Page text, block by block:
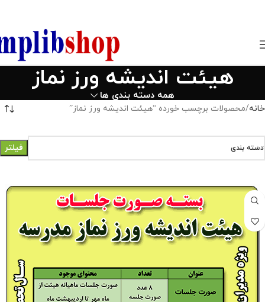
هیئت اندیشه ورز نماز
همه دسته بندی ها
خانه محصولات برچسب خورده “هیئت اندیشه ورز نماز”
دسته بندی فیلتر